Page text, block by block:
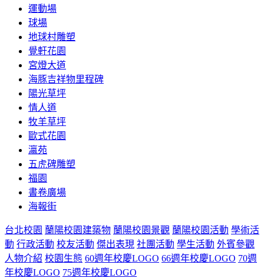
運動場
球場
地球村雕塑
覺軒花園
宮燈大道
海豚吉祥物里程碑
陽光草坪
情人道
牧羊草坪
歐式花園
瀛苑
五虎碑雕塑
福園
書卷廣場
海報街
台北校園 蘭陽校園建築物 蘭陽校園景觀 蘭陽校園活動 學術活
動 行政活動 校友活動 傑出表現 社團活動 學生活動 外賓參觀
人物介紹 校園生態 60週年校慶LOGO 66週年校慶LOGO 70週
年校慶LOGO 75週年校慶LOGO